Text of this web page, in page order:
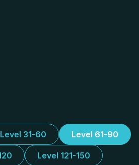
Level 31-60 Level 61-90
Level 121-150